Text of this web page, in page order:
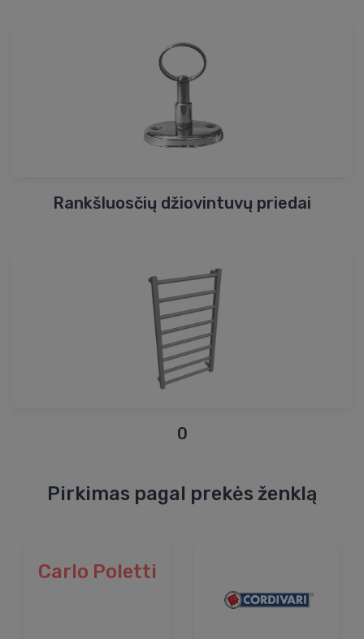
Rankšluosčių džiovintuvų priedai
0
Pirkimas pagal prekės ženklą
Carlo Poletti